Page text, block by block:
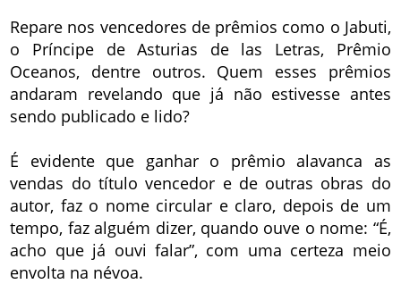
Repare nos vencedores de prêmios como o Jabuti,
o Príncipe de Asturias de las Letras, Prêmio
Oceanos, dentre outros. Quem esses prêmios
andaram revelando que já não estivesse antes
sendo publicado e lido?
É evidente que ganhar o prêmio alavanca as
vendas do título vencedor e de outras obras do
autor, faz o nome circular e claro, depois de um
tempo, faz alguém dizer, quando ouve o nome: “É,
acho que já ouvi falar”, com uma certeza meio
envolta na névoa.